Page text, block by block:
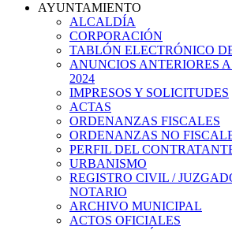
AYUNTAMIENTO
ALCALDÍA
CORPORACIÓN
TABLÓN ELECTRÓNICO
ANUNCIOS ANTERIORES
2024
IMPRESOS Y SOLICITUDES
ACTAS
ORDENANZAS FISCALES
ORDENANZAS NO
PERFIL DEL
URBANISMO
REGISTRO CIVIL /
NOTARIO
ARCHIVO MUNICIPAL
ACTOS OFICIALES